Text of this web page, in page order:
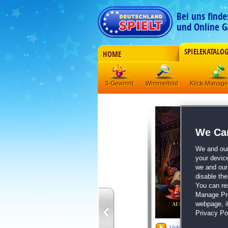
Bei uns
und Online
HOME SPIELEKATALOG
3-Gewinnt Wimmelbild Klick-
We
We and
your
we and
disable
You can
Manage
webpage,
Privacy